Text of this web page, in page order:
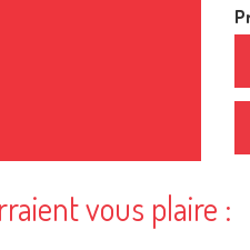
vous plaire :